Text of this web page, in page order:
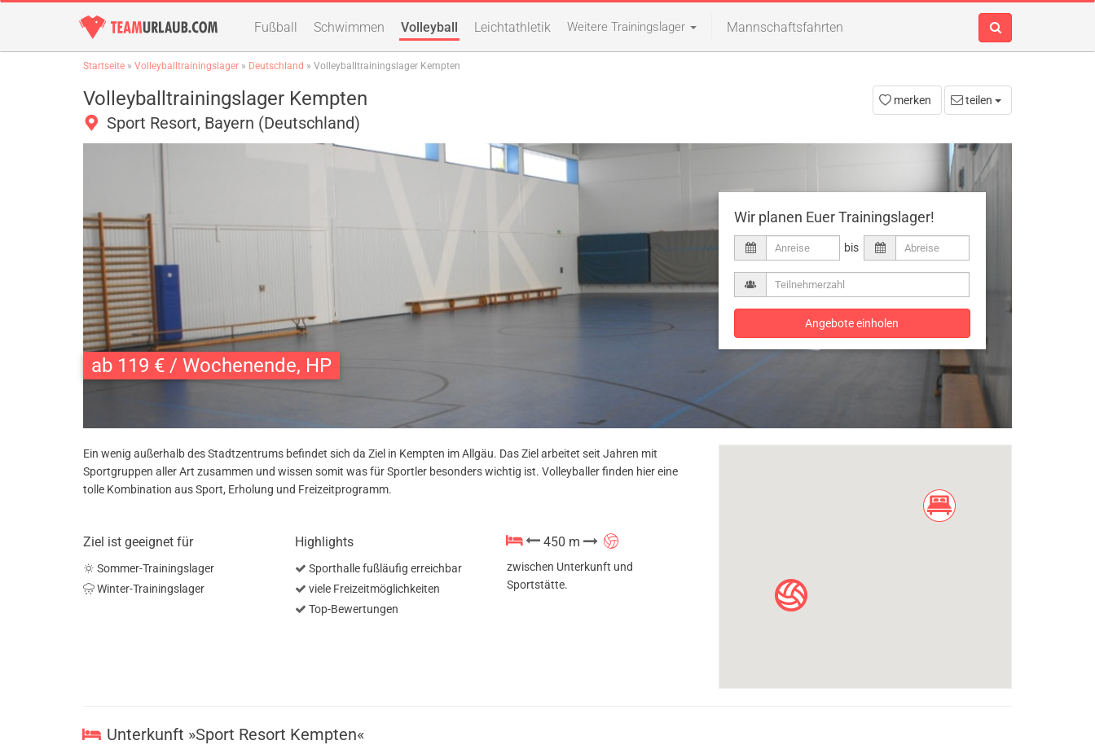
Fußball Schwimmen Volleyball Leichtathletik Weitere Trainingslager Mannschaftsfahrten
Startseite » Volleyballtrainingslager » Deutschland » Volleyballtrainingslager Kempten
Volleyballtrainingslager Kempten
Sport Resort, Bayern (Deutschland)
merken teilen
ab 119 € / Wochenende, HP
Wir planen Euer Trainingslager!
bis
Angebote einholen
Ein wenig außerhalb des Stadtzentrums befindet sich da Ziel in Kempten im Allgäu. Das Ziel arbeitet seit Jahren mit
Sportgruppen aller Art zusammen und wissen somit was für Sportler besonders wichtig ist. Volleyballer finden hier eine
tolle Kombination aus Sport, Erholung und Freizeitprogramm.
Ziel ist geeignet für
Sommer-Trainingslager
Winter-Trainingslager
Highlights
Sporthalle fußläufig erreichbar
viele Freizeitmöglichkeiten
Top-Bewertungen
450 m
zwischen Unterkunft und
Sportstätte.
Unterkunft »Sport Resort Kempten«